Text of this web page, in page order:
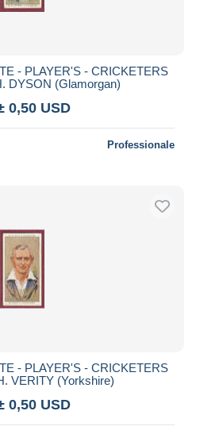
- PLAYER'S - CRICKETERS
DYSON (Glamorgan)
0,50 USD
Professionale
- PLAYER'S - CRICKETERS
VERITY (Yorkshire)
0,50 USD